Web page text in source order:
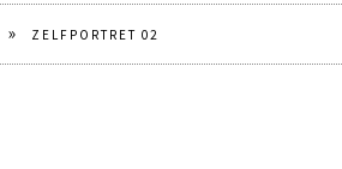
» ZELFPORTRET 02